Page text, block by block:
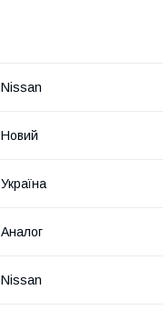
Nissan
Новий
Україна
Аналог
Nissan